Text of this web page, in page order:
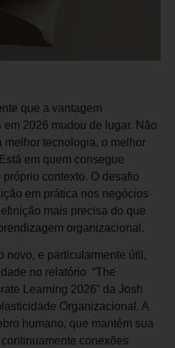
que a vantagem
2026 mudou de lugar. Não
melhor tecnologia, o melhor
em quem consegue
contexto. O desafio
em prática nos negócios
mais precisa do que
organizacional.
novo, e particularmente útil,
no relatório “The
Learning 2026” da Josh
Organizacional. A
humano, que mantém sua
conexões